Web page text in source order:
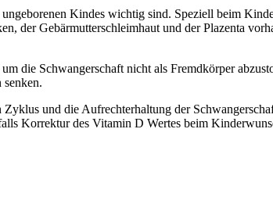
Kindes wichtig sind. Speziell beim
der Gebärmutterschleimhaut und der Plazenta
die Schwangerschaft nicht als Fremdkörper
und die Aufrechterhaltung der
Korrektur des Vitamin D Wertes beim